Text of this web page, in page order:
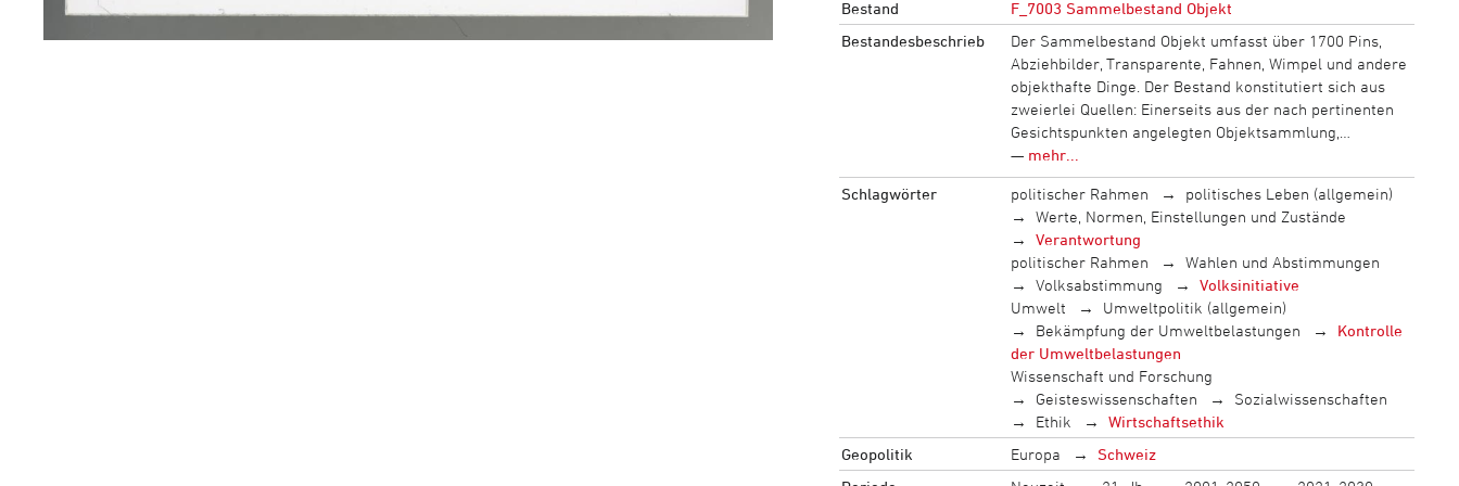
Bestand
F_7003 Sammelbestand Objekt
Bestandesbeschrieb
Der Sammelbestand Objekt umfasst über 1700 Pins,
Abziehbilder, Transparente, Fahnen, Wimpel und andere
objekthafte Dinge. Der Bestand konstitutiert sich aus
zweierlei Quellen: Einerseits aus der nach pertinenten
Gesichtspunkten angelegten Objektsammlung,…
— mehr...
Schlagwörter politischer Rahmen
politisches Leben (allgemein)
Werte, Normen, Einstellungen und Zustände
Verantwortung
politischer Rahmen
Wahlen und Abstimmungen
Volksabstimmung
Volksinitiative
Umwelt
Umweltpolitik (allgemein)
Bekämpfung der Umweltbelastungen
Kontrolle
der Umweltbelastungen
Wissenschaft und Forschung
Geisteswissenschaften
Sozialwissenschaften
Ethik
Wirtschaftsethik
Geopolitik
Europa
Schweiz